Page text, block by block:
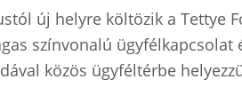
új helyre költözik a Tettye
színvonalú ügyfélkapcsolat
közös ügyféltérbe